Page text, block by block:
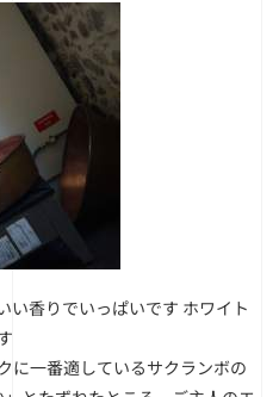
い香りでいっぱいです ホワイト
に一番適しているサクランボの